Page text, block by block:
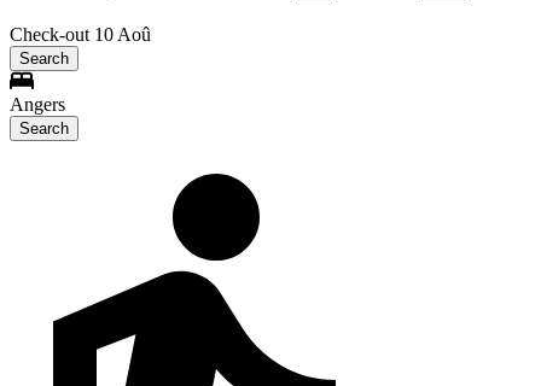
Check-out 10 Aoû
Search
Angers
Search